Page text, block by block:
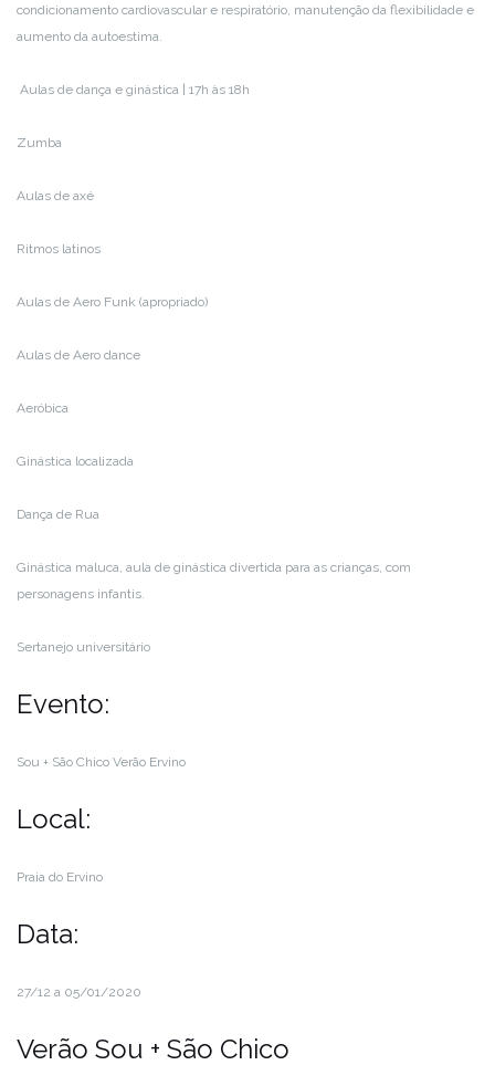
condicionamento cardiovascular e respiratório, manutenção da flexibilidade e
aumento da autoestima.
Aulas de dança e ginástica | 17h às 18h
Zumba
Aulas de axé
Ritmos latinos
Aulas de Aero Funk (apropriado)
Aulas de Aero dance
Aeróbica
Ginástica localizada
Dança de Rua
Ginástica maluca, aula de ginástica divertida para as crianças, com
personagens infantis.
Sertanejo universitário
Evento:
Sou + São Chico Verão Ervino
Local:
Praia do Ervino
Data:
27/12 a 05/01/2020
Verão Sou + São Chico